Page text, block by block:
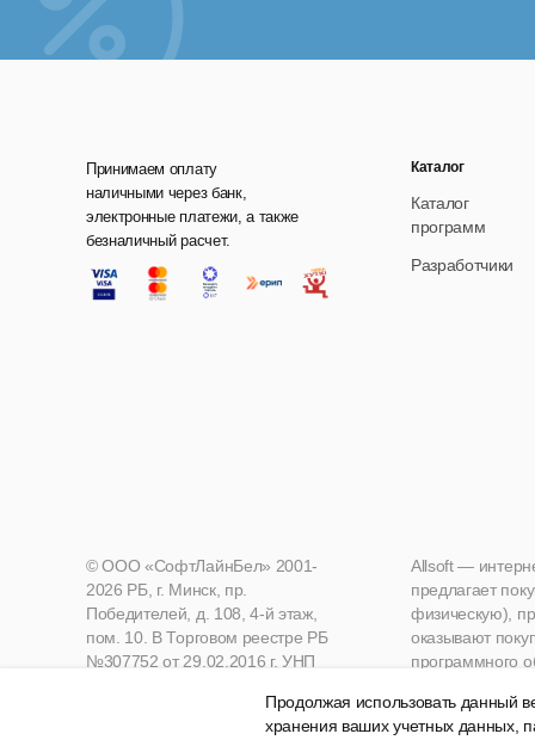
Принимаем оплату
наличными через банк,
электронные платежи, а также
безналичный расчет.
Каталог
Каталог
программ
Разработчики
Allsoft —
предлагает
физическую),
оказывают
программного
© ООО «СофтЛайнБел» 2001-
2026 РБ, г. Минск, пр.
Победителей, д. 108, 4-й этаж,
пом. 10. В Торговом реестре РБ
№307752 от 29.02.2016 г. УНП
Продолжая использовать данный
хранения ваших учетных данных,